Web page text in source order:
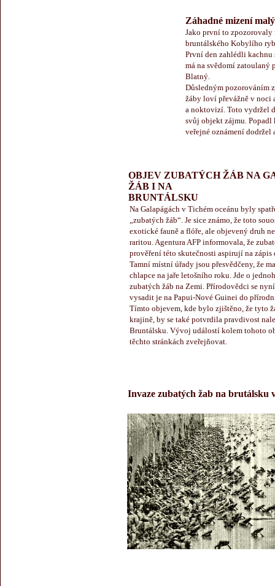
Záhadné mizení
Jako první to
bruntálského Kobylího
První den zahlédli kachnu
má na svědomí zatoulaný
Blatný.
Důsledným pozorováním
žáby loví převážně v noci
a noktovizí. Toto vydržel
svůj objekt zájmu. Popadl
veřejné oznámení
OBJEV ZUBATÝCH ŽÁB NA
ŽÁB I NA
BRUNTÁLSKU
Na Galapágách v Tichém oceánu byly
„zubatých žáb“. Je sice známo, že toto
exotické fauně a flóře, ale objevený druh
raritou. Agentura AFP informovala, že
prověření této skutečnosti aspirují na
Tamní místní úřady jsou přesvědčeny, že
chlapce na jaře letošního roku. Jde o
zubatých žáb na Zemi. Přírodovědci se
vysadit je na Papui-Nové Guinei do
Tímto objevem, kde bylo zjištěno, že tyto
krajině, by se také potvrdila pravdivost
Bruntálsku. Vývoj událostí kolem tohoto
těchto stránkách zveřejňovat.
Invaze zubatých žab na brutálsku